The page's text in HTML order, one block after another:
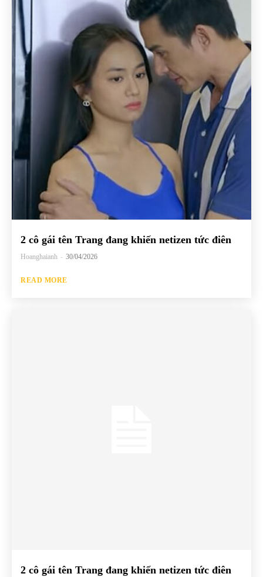
2 cô gái tên Trang đang khiến netizen tức điên
Hoanghaianh - 30/04/2026
READ MORE
2 cô gái tên Trang đang khiến netizen tức điên